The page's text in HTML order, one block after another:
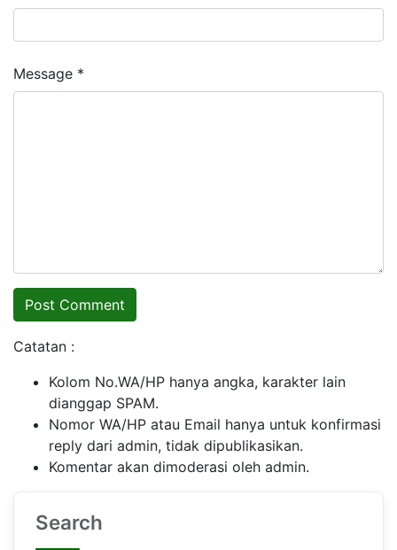
Message *
Catatan :
Kolom No.WA/HP hanya angka, karakter lain
dianggap SPAM.
Nomor WA/HP atau Email hanya untuk konfirmasi
reply dari admin, tidak dipublikasikan.
Komentar akan dimoderasi oleh admin.
Search